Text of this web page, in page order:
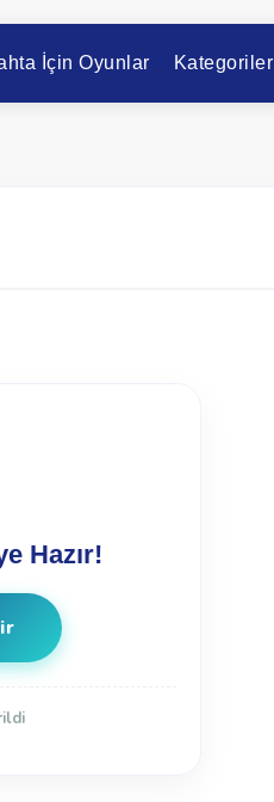
İçin Oyunlar Kategoriler
Hazır!